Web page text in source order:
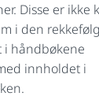
Disse er ikke
i den
i håndbøkene
innholdet i